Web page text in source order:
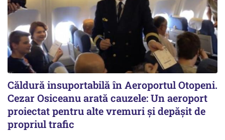
Căldură insuportabilă în Aeroportul Otopeni.
Cezar Osiceanu arată cauzele: Un aeroport
proiectat pentru alte vremuri și depășit de
propriul trafic